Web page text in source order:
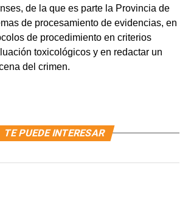
de la que es parte la Provincia de
de procesamiento de evidencias, en
de procedimiento en criterios
toxicológicos y en redactar un
del crimen.
TE PUEDE INTERESAR